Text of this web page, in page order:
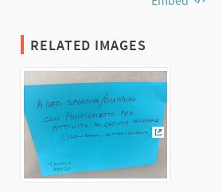
RELATED IMAGES
(External link)